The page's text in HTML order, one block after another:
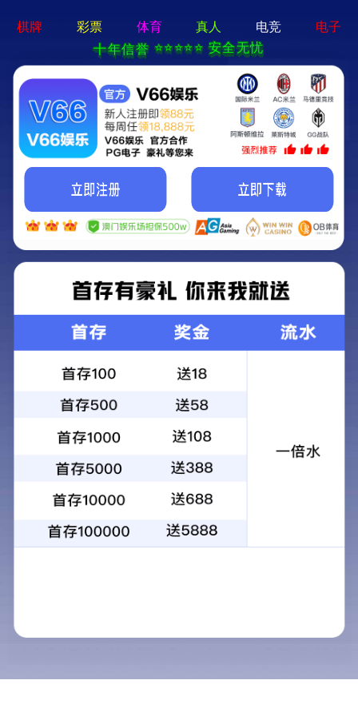
490491.cm查询码资料大全-
全年资料免费大全
PARTY BUILDING